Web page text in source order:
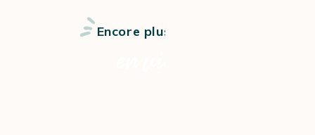
Encore plus d’astuces